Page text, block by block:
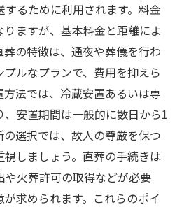
るために利用されます。料金
ますが、基本料金と距離によ
の特徴は、通夜や葬儀を行わ
ルなプランで、費用を抑えら
法では、冷蔵安置あるいは専
安置期間は一般的に数日から1
選択では、故人の尊厳を保つ
しましょう。直葬の手続きは
や火葬許可の取得などが必要
求められます。これらのポイ